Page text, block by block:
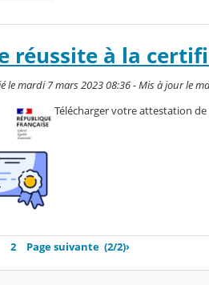
réussite à la
mardi 7 mars 2023 08:36 - Mis à jour le
Télécharger votre attestation de
2 Page suivante (2/2)›